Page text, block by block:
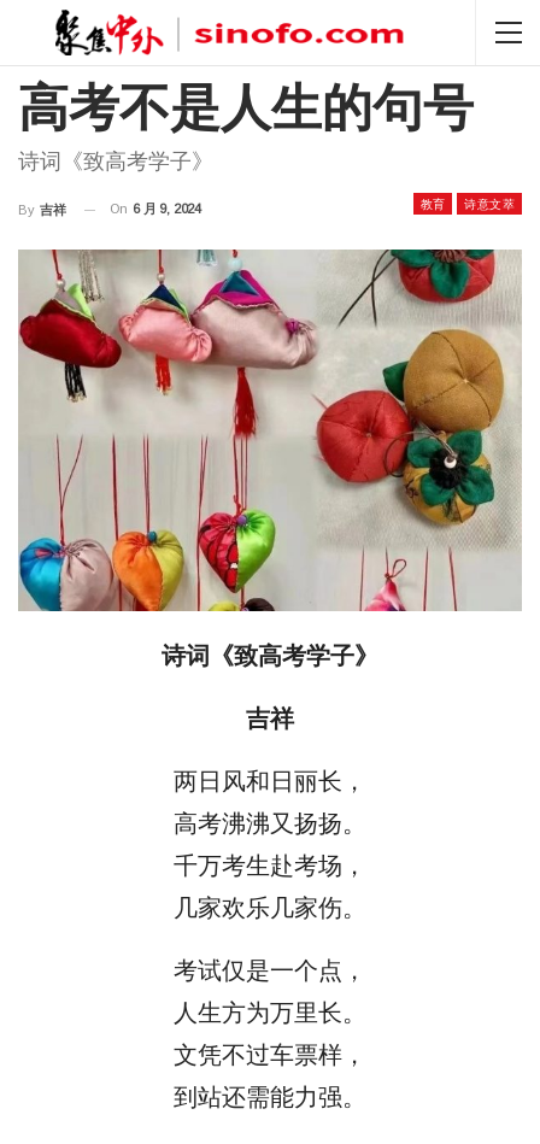
高考不是人生的句号
诗词《致高考学子》
教育 诗意文萃
By 吉祥 On 6 月 9, 2024
诗词《致高考学子》
吉祥
两日风和日丽长，
高考沸沸又扬扬。
千万考生赴考场，
几家欢乐几家伤。
考试仅是一个点，
人生方为万里长。
文凭不过车票样，
到站还需能力强。